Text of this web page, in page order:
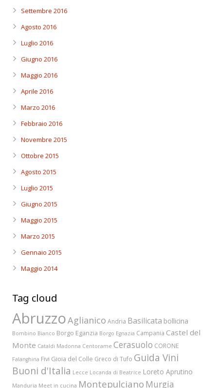
Settembre 2016
Agosto 2016
Luglio 2016
Giugno 2016
Maggio 2016
Aprile 2016
Marzo 2016
Febbraio 2016
Novembre 2015
Ottobre 2015
Agosto 2015
Luglio 2015
Giugno 2015
Maggio 2015
Marzo 2015
Gennaio 2015
Maggio 2014
Tag cloud
AbruzzoAglianico Andria Basilicata bollicina
Bombino Bianco Borgo Eganzia Borgo Egnazia Campania Castel del
Monte Cataldi Madonna Centorame Cerasuolo CORONE
Falanghina Fivi Gioia del Colle Greco di Tufo Guida Vini
Buoni d'Italia Lecce Locanda di Beatrice Loreto Aprutino
Manduria Meet in cucina Montepulciano Murgia